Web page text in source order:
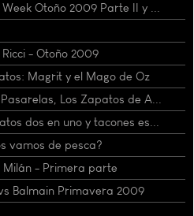
Otoño 2009 Parte II y ...
- Otoño 2009
Magrit y el Mago de Oz
Los Zapatos de A...
dos en uno y tacones es...
vamos de pesca?
- Primera parte
Balmain Primavera 2009